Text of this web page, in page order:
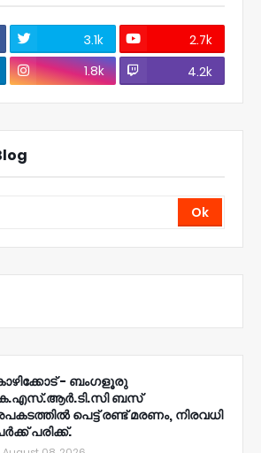
3.1k
2.7k
1.8k 4.2k
- ബംഗളൂരു
ബസ്
പെട്ട് രണ്ട് മരണം, നിരവധി
പരിക്ക്.